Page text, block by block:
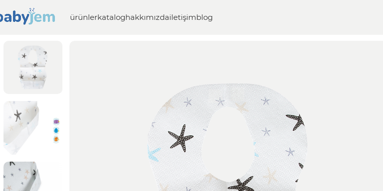
ürünlerkataloghakkımızdailetişimblog